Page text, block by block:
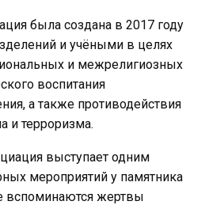
была создана в 2017 году
и учёными в целях
и межрелигиозных
воспитания
а также противодействия
и терроризма.
выступает одним
мероприятий у памятника
вспоминаются жертвы